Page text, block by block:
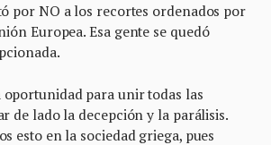
por NO a los recortes ordenados por
Europea. Esa gente se quedó
oportunidad para unir todas las
de lado la decepción y la parálisis.
esto en la sociedad griega, pues